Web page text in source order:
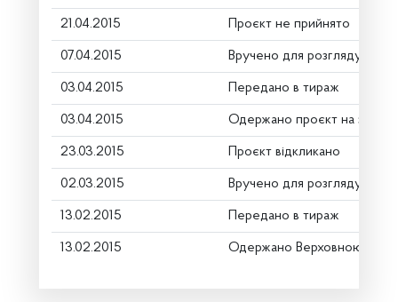
21.04.2015 Проєкт не прийнято
07.04.2015 Вручено для розгляду
03.04.2015 Передано в тираж
03.04.2015 Одержано проєкт на заміну
23.03.2015 Проєкт відкликано
02.03.2015 Вручено для розгляду
13.02.2015 Передано в тираж
13.02.2015 Одержано Верховною